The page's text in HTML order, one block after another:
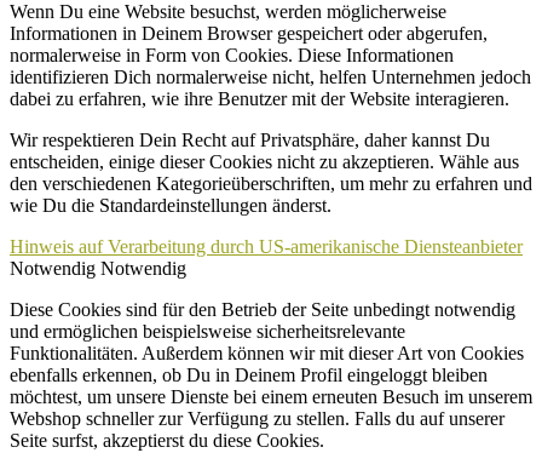
Wenn Du eine Website besuchst, werden möglicherweise
Informationen in Deinem Browser gespeichert oder abgerufen,
normalerweise in Form von Cookies. Diese Informationen
identifizieren Dich normalerweise nicht, helfen Unternehmen jedoch
dabei zu erfahren, wie ihre Benutzer mit der Website interagieren.
Wir respektieren Dein Recht auf Privatsphäre, daher kannst Du
entscheiden, einige dieser Cookies nicht zu akzeptieren. Wähle aus
den verschiedenen Kategorieüberschriften, um mehr zu erfahren und
wie Du die Standardeinstellungen änderst.
Hinweis auf Verarbeitung durch US-amerikanische Diensteanbieter
Notwendig Notwendig
Diese Cookies sind für den Betrieb der Seite unbedingt notwendig
und ermöglichen beispielsweise sicherheitsrelevante
Funktionalitäten. Außerdem können wir mit dieser Art von Cookies
ebenfalls erkennen, ob Du in Deinem Profil eingeloggt bleiben
möchtest, um unsere Dienste bei einem erneuten Besuch im unserem
Webshop schneller zur Verfügung zu stellen. Falls du auf unserer
Seite surfst, akzeptierst du diese Cookies.